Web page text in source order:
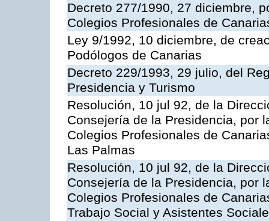
Decreto 277/1990, 27 diciembre,
Colegios Profesionales de
Ley 9/1992, 10 diciembre, de
Podólogos de Canarias
Decreto 229/1993, 29 julio, del
Presidencia y Turismo
Resolución, 10 jul 92, de la
Consejería de la Presidencia, por
Colegios Profesionales de
Las Palmas
Resolución, 10 jul 92, de la
Consejería de la Presidencia, por
Colegios Profesionales de
Trabajo Social y Asistentes